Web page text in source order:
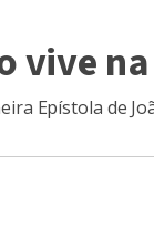
vive
Epístola de